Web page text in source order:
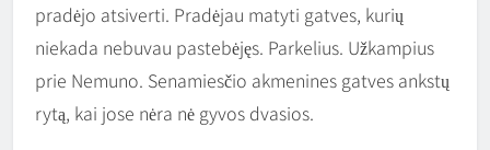
pradėjo atsiverti. Pradėjau matyti gatves, kurių
niekada nebuvau pastebėjęs. Parkelius. Užkampius
prie Nemuno. Senamiesčio akmenines gatves ankstų
rytą, kai jose nėra nė gyvos dvasios.